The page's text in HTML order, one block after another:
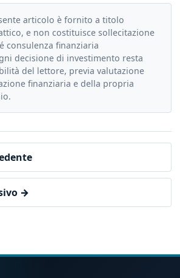
articolo è fornito a titolo
e non costituisce sollecitazione
consulenza finanziaria
decisione di investimento resta
del lettore, previa valutazione
finanziaria e della propria
→